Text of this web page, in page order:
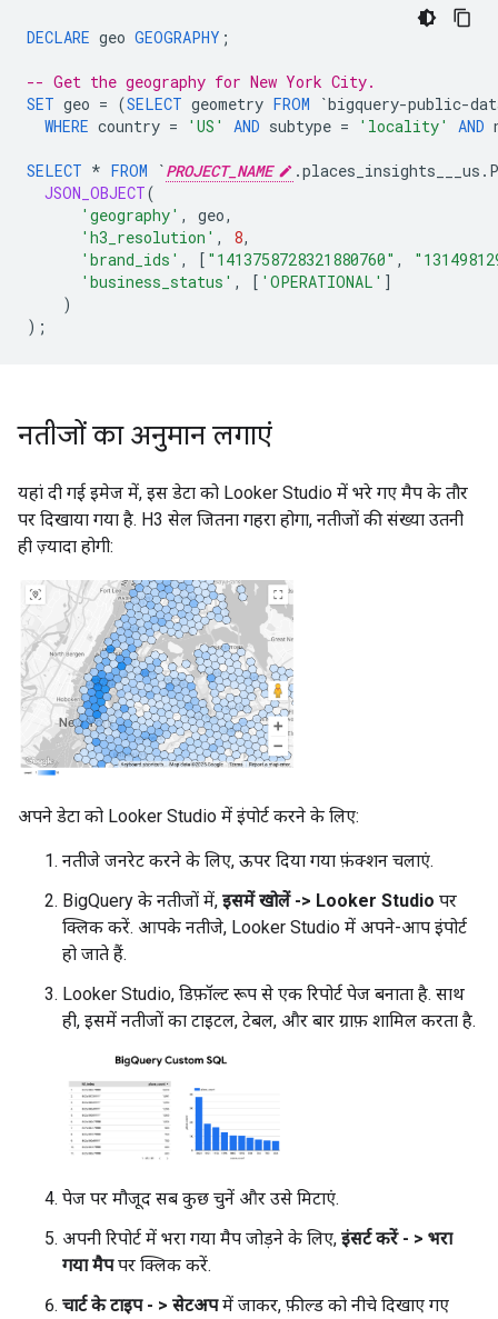
DECLARE geo GEOGRAPHY ;
-- Get the geography for New York City.
SET geo = (SELECT geometry FROM
`bigquery-public-
WHERE country = 'US' AND subtype = 'locality' AND
SELECT * FROM `PROJECT_NAME
JSON_OBJECT(
'geography' , geo,
'h3_resolution' , 8,
'brand_ids' , [ "1413758728321880760" ,
'business_status' , [ 'OPERATIONAL' ]
)
);
नतीजों का अनुमान लगाएं
यहां दी गई इमेज में, इस डेटा को Looker Studio में भरे गए मैप के तौर
पर दिखाया गया है. H3 सेल जितना गहरा होगा, नतीजों की संख्या उतनी
ही ज़्यादा होगी:
अपने डेटा को Looker Studio में इंपोर्ट करने के लिए:
नतीजे जनरेट करने के लिए, ऊपर दिया गया फ़ंक्शन चलाएं.
BigQuery के नतीजों में, इसमें खोलें -> Looker Studio पर
क्लिक करें. आपके नतीजे, Looker Studio में अपने-आप इंपोर्ट
हो जाते हैं.
Looker Studio, डिफ़ॉल्ट रूप से एक रिपोर्ट पेज बनाता है. साथ
ही, इसमें नतीजों का टाइटल, टेबल, और बार ग्राफ़ शामिल करता है.
पेज पर मौजूद सब कुछ चुनें और उसे मिटाएं.
अपनी रिपोर्ट में भरा गया मैप जोड़ने के लिए, इंसर्ट करें - > भरा
गया मैपपर क्लिक करें.
चार्ट के टाइप - > सेटअपमें जाकर, फ़ील्ड को नीचे दिखाए गए